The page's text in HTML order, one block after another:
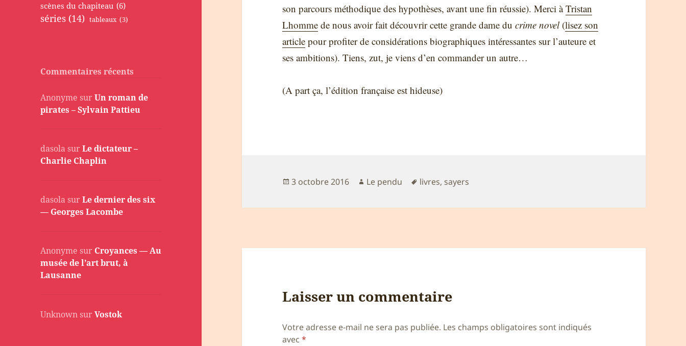
scènes du chapiteau (6)
séries (14) tableaux (3)
Commentaires récents
Anonyme surUn roman de
pirates – Sylvain Pattieu
dasolasurLe dictateur –
Charlie Chaplin
dasolasurLe dernier des six
— Georges Lacombe
Anonyme sur Croyances — Au
musée de l’art brut, à
Lausanne
UnknownsurVostok
son parcours méthodique des hypothèses, avant une fin réussie). Merci àTristan
Lhomme de nous avoir fait découvrir cette grande dame ducrime novel (lisez son
article pour profiter de considérations biographiques intéressantes sur l’auteure et
ses ambitions). Tiens, zut, je viens d’en commander un autre…
(A part ça, l’édition française est hideuse)
Publié
3 octobre 2016 Auteur
Le pendu
Mots-
livres, sayers
Laisser un commentaire
Votre adresse e-mail ne sera pas publiée. Les champs obligatoires sont indiqués
avec*